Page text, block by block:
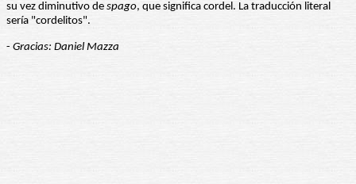
su vez diminutivo de spago, que significa cordel. La traducción literal
sería "cordelitos".
- Gracias: Daniel Mazza